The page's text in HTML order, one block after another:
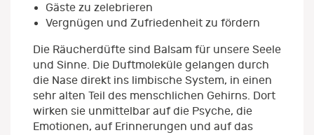
Gäste zu zelebrieren
Vergnügen und Zufriedenheit zu fördern
Die Räucherdüfte sind Balsam für unsere Seele
und Sinne. Die Duftmoleküle gelangen durch
die Nase direkt ins limbische System, in einen
sehr alten Teil des menschlichen Gehirns. Dort
wirken sie unmittelbar auf die Psyche, die
Emotionen, auf Erinnerungen und auf das